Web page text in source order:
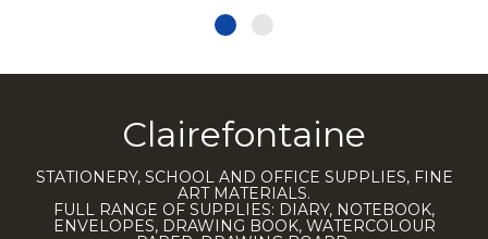
Clairefontaine
STATIONERY, SCHOOL AND OFFICE SUPPLIES, FINE
ART MATERIALS.
FULL RANGE OF SUPPLIES: DIARY, NOTEBOOK,
ENVELOPES, DRAWING BOOK, WATERCOLOUR